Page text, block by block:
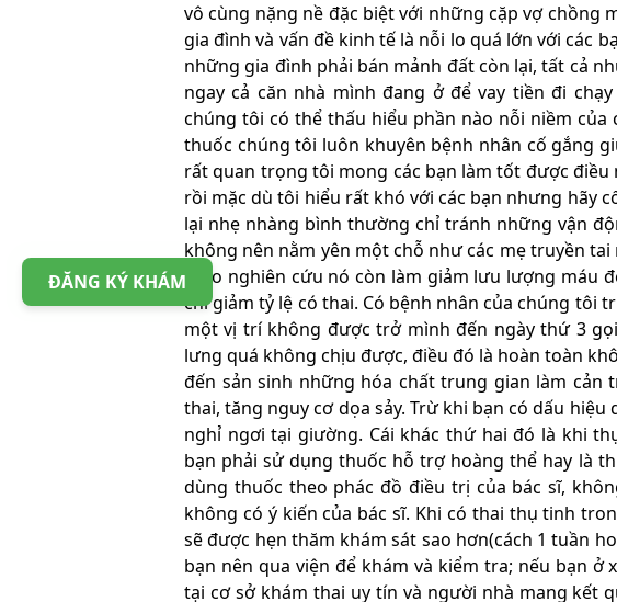
vô cùng nặng nề đặc biệt với những cặp vợ chồng
gia đình và vấn đề kinh tế là nỗi lo quá lớn với các
những gia đình phải bán mảnh đất còn lại, tất cả
ngay cả căn nhà mình đang ở để vay tiền đi
chúng tôi có thể thấu hiểu phần nào nỗi niềm
thuốc chúng tôi luôn khuyên bệnh nhân cố gắng
rất quan trọng tôi mong các bạn làm tốt được điều
rồi mặc dù tôi hiểu rất khó với các bạn nhưng hãy
lại nhẹ nhàng bình thường chỉ tránh những vận
không nên nằm yên một chỗ như các mẹ truyền
theo nghiên cứu nó còn làm giảm lưu lượng máu
chí giảm tỷ lệ có thai. Có bệnh nhân của chúng tôi
một vị trí không được trở mình đến ngày thứ 3
lưng quá không chịu được, điều đó là hoàn toàn
đến sản sinh những hóa chất trung gian làm
thai, tăng nguy cơ dọa sảy. Trừ khi bạn có dấu
nghỉ ngơi tại giường. Cái khác thứ hai đó là khi
bạn phải sử dụng thuốc hỗ trợ hoàng thể hay là
dùng thuốc theo phác đồ điều trị của bác sĩ,
không có ý kiến của bác sĩ. Khi có thai thụ tinh
sẽ được hẹn thăm khám sát sao hơn(cách 1 tuần
bạn nên qua viện để khám và kiểm tra; nếu bạn
tại cơ sở khám thai uy tín và người nhà mang kết
ĐĂNG KÝ KHÁM